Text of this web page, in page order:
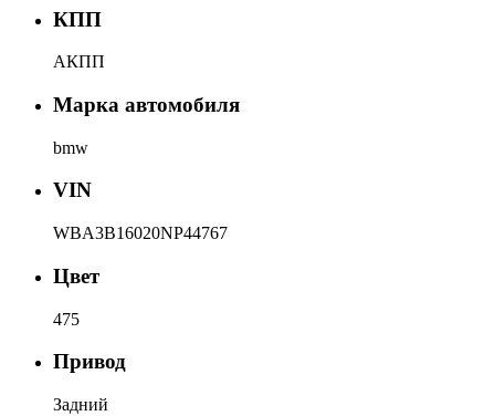
КПП
АКПП
Марка автомобиля
bmw
VIN
WBA3B16020NP44767
Цвет
475
Привод
Задний